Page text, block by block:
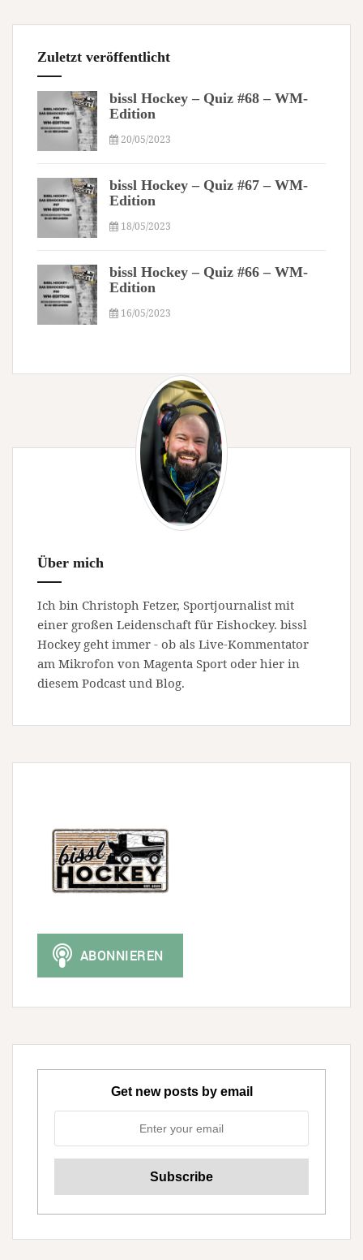
Zuletzt veröffentlicht
bissl Hockey – Quiz #68 – WM-
Edition
20/05/2023
bissl Hockey – Quiz #67 – WM-
Edition
18/05/2023
bissl Hockey – Quiz #66 – WM-
Edition
16/05/2023
Über mich
Ich bin Christoph Fetzer, Sportjournalist mit
einer großen Leidenschaft für Eishockey. bissl
Hockey geht immer - ob als Live-Kommentator
am Mikrofon von Magenta Sport oder hier in
diesem Podcast und Blog.
Get new posts by email